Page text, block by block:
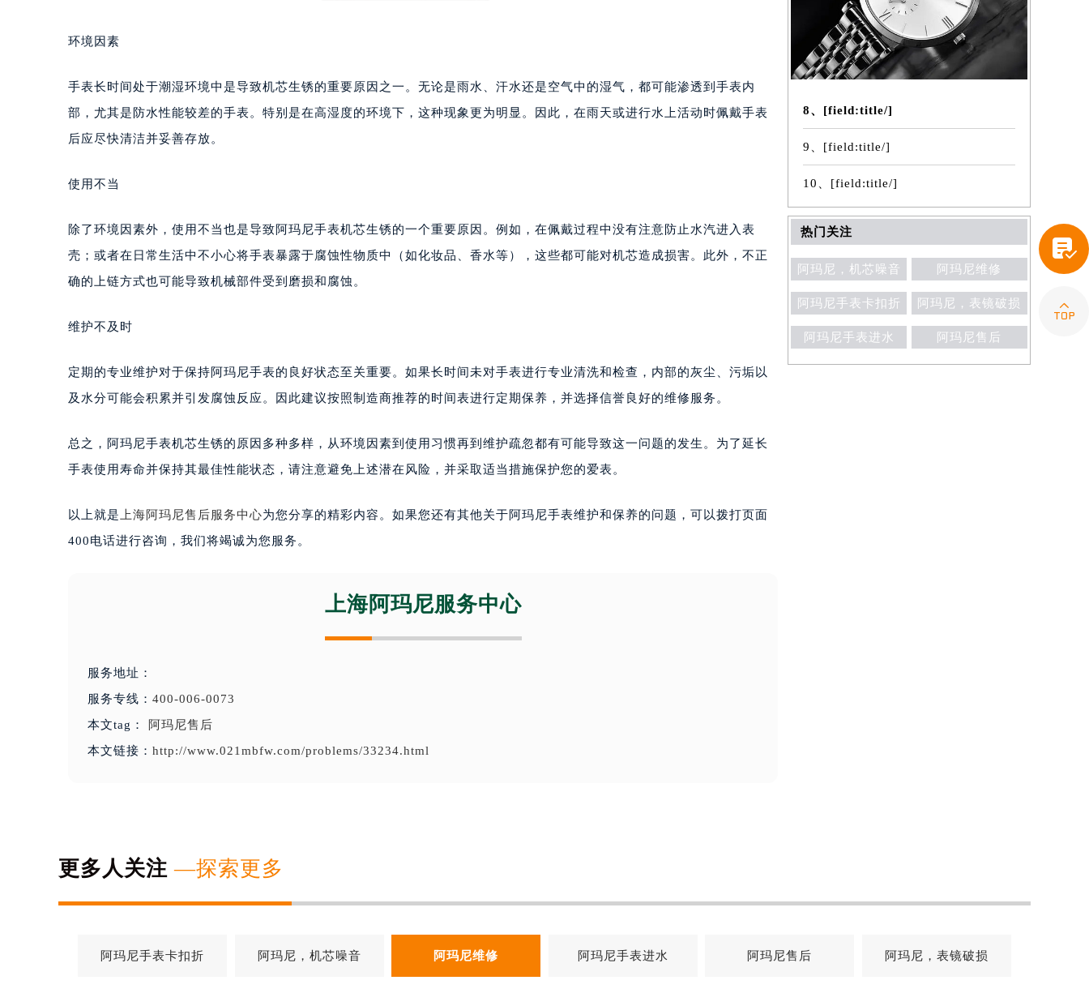
环境因素
手表长时间处于潮湿环境中是导致机芯生锈的重要原因之一。无论是雨水、汗水还是空气中的湿气，都可能渗透到手表内
部，尤其是防水性能较差的手表。特别是在高湿度的环境下，这种现象更为明显。因此，在雨天或进行水上活动时佩戴手表
后应尽快清洁并妥善存放。
使用不当
除了环境因素外，使用不当也是导致阿玛尼手表机芯生锈的一个重要原因。例如，在佩戴过程中没有注意防止水汽进入表
壳；或者在日常生活中不小心将手表暴露于腐蚀性物质中（如化妆品、香水等），这些都可能对机芯造成损害。此外，不正
确的上链方式也可能导致机械部件受到磨损和腐蚀。
维护不及时
定期的专业维护对于保持阿玛尼手表的良好状态至关重要。如果长时间未对手表进行专业清洗和检查，内部的灰尘、污垢以
及水分可能会积累并引发腐蚀反应。因此建议按照制造商推荐的时间表进行定期保养，并选择信誉良好的维修服务。
总之，阿玛尼手表机芯生锈的原因多种多样，从环境因素到使用习惯再到维护疏忽都有可能导致这一问题的发生。为了延长
手表使用寿命并保持其最佳性能状态，请注意避免上述潜在风险，并采取适当措施保护您的爱表。
以上就是 上海阿玛尼售后服务中心为您分享的精彩内容。如果您还有其他关于阿玛尼手表维护和保养的问题，可以拨打页面
400电话进行咨询，我们将竭诚为您服务。
上海阿玛尼服务中心
服务地址：
服务专线： 400-006-0073
本文tag： 阿玛尼售后
本文链接： http://www.021mbfw.com/problems/33234.html
8、[field:title/]
9、[field:title/]
10、[field:title/]
热门关注
阿玛尼，机芯噪音 阿玛尼维修
阿玛尼手表卡扣折 阿玛尼，表镜破损
阿玛尼手表进水 阿玛尼售后
更多人关注 —探索更多
阿玛尼手表卡扣折 阿玛尼，机芯噪音 阿玛尼维修 阿玛尼手表进水 阿玛尼售后 阿玛尼，表镜破损

